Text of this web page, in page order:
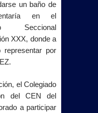
un baño de
en el
Seccional
XXX, donde a
por
el Colegiado
del CEN del
a participar